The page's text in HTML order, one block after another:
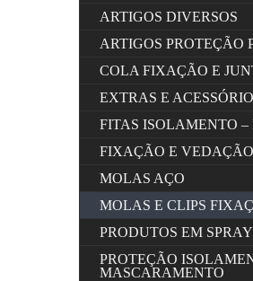
ARTIGOS DIVERSOS
ARTIGOS PROTEÇÃO
COLA FIXAÇÃO E
EXTRAS E
FITAS ISOLAMENTO –
FIXAÇÃO E VEDAÇÃO
MOLAS AÇO
MOLAS E CLIPS
PRODUTOS EM SPRAY
PROTEÇÃO
MASCARAMENTO